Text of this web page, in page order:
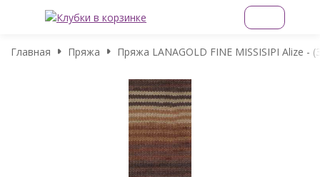
Главная Пряжа Пряжа LANAGOLD FINE MISSISIPI Alize